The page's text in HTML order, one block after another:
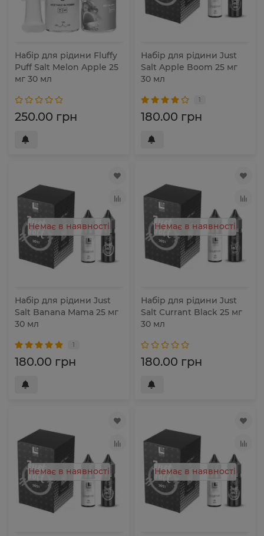
Набір для рідини Fluffy
Puff Salt Melon Apple 25
мг 30 мл
250.00 грн
Набір для рідини Just
Salt Apple Boom 25 мг
30 мл
1
180.00 грн
Немає в наявності
Набір для рідини Just
Salt Banana Mama 25 мг
30 мл
1
180.00 грн
Немає в наявності
Набір для рідини Just
Salt Currant Black 25 мг
30 мл
180.00 грн
Немає в наявності Немає в наявності